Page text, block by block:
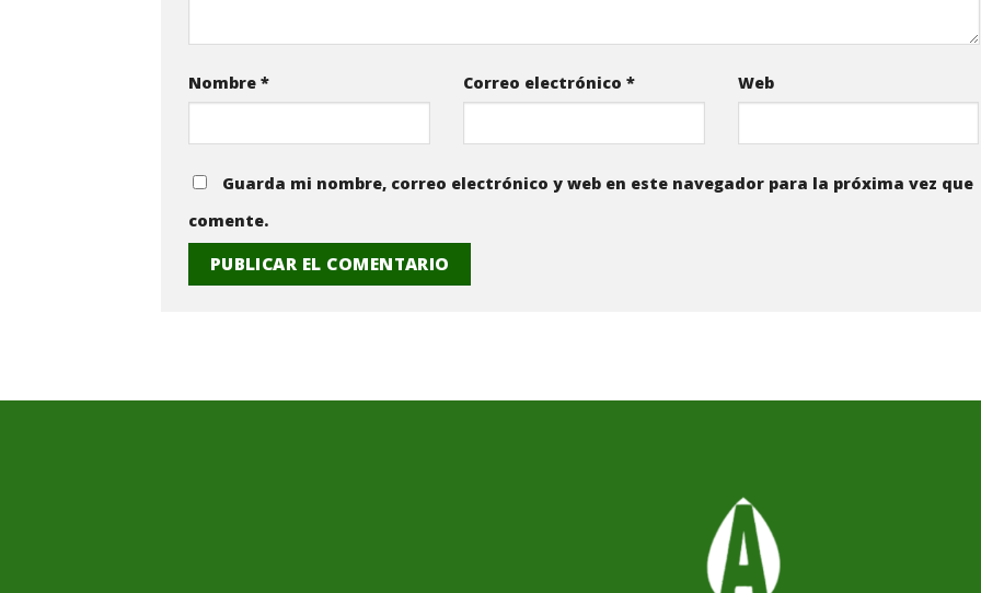
Nombre * Correo electrónico * Web
Guarda mi nombre, correo electrónico y web en este navegador para la próxima vez que
comente.